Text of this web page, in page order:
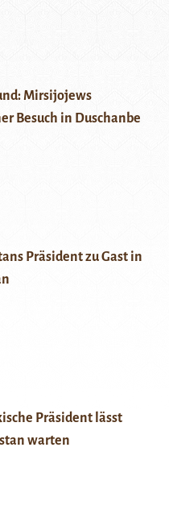
Mirsijojews
Besuch in Duschanbe
Präsident zu Gast in
Präsident lässt
warten